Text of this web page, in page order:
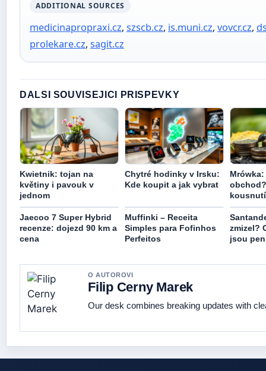
ADDITIONAL SOURCES
medicinapropraxi.cz, szscb.cz, is.muni.cz, vovcr.cz,
prolekare.cz, sagit.cz
DALSI SOUVISEJICI PRISPEVKY
Kwietnik: tojan na
květiny i pavouk v
jednom
Chytré hodinky v Irsku:
Kde koupit a jak vybrat
Jaecoo 7 Super Hybrid
recenze: dojezd 90 km a
cena
Muffinki – Receita
Simples para Fofinhos
Perfeitos
zmizel?
jsou
O AUTOROVI
Filip Cerny Marek
Our desk combines breaking updates with